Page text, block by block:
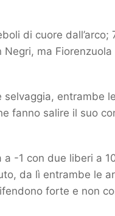
di cuore dall’arco;
ma
selvaggia, entrambe
fanno salire il suo
a -1 con due liberi a
da lì entrambe le
forte e non